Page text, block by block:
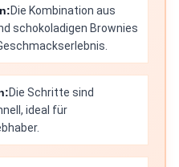
Die Kombination aus
schokoladigen Brownies
Die Schritte sind
ideal für